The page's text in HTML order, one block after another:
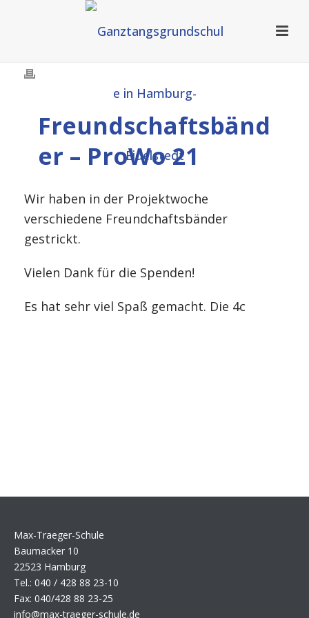
Freundschaftsbänd
er – ProWo 21
Wir haben in der Projektwoche
verschiedene Freundchaftsbänder
gestrickt.
Vielen Dank für die Spenden!
Es hat sehr viel Spaß gemacht. Die 4c
Max-Traeger-Schule
Baumacker 10
22523 Hamburg
Tel.: 040 / 428 88 23-10
Fax: 040/428 88 23-25
info@max-traeger-schule.de